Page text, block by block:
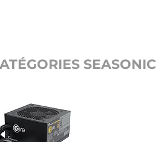
SEASONIC